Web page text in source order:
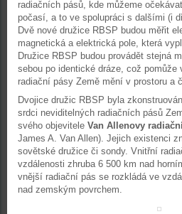
radiačních pásů, kde můžeme
počasí, a to ve spolupráci s dalšími (i
Dvě nové družice RBSP budou měřit
magnetická a elektrická pole, která
Družice RBSP budou provádět stejná
sebou po identické dráze, což pomůže
radiační pásy Země mění v prostoru a
Dvojice družic RBSP byla
srdci neviditelných radiačních pásů
svého objevitele Van Allenovy
James A. Van Allen). Jejich existenci
sovětské družice či sondy. Vnitřní
vzdálenosti zhruba 6 500 km nad
vnější radiační pás se rozkládá ve
nad zemským povrchem.